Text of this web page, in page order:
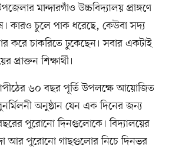
মান্দারগাঁও উচ্চবিদ্যালয় প্রাঙ্গণে
কারও চুলে পাক ধরেছে, কেউবা সদ্য
করে চাকরিতে ঢুকেছেন। সবার একটাই
শিক্ষার্থী।
৬০ বছর পূর্তি উপলক্ষে আয়োজিত
অনুষ্ঠান যেন এক দিনের জন্য
পুরোনো দিনগুলোকে। বিদ্যালয়ের
আর পুরোনো গাছগুলোর নিচে দিনভর